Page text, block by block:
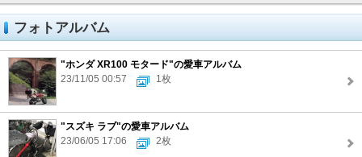
フォトアルバム
"ホンダ XR100 モタード"の愛車アルバム
23/11/05 00:57
1枚
"スズキ ラブ"の愛車アルバム
23/06/05 17:06
2枚